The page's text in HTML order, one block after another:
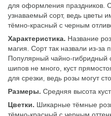
для оформления праздников.
узнаваемый сорт, ведь цветы
тёмно-красный с черным
Характеристика. Название
магия. Сорт так назвали из-за
Популярный чайно-гибридный
шипов не много, куст
для срезки, ведь розы могут
Размеры. Средняя высота
Цветки. Шикарные тёмные